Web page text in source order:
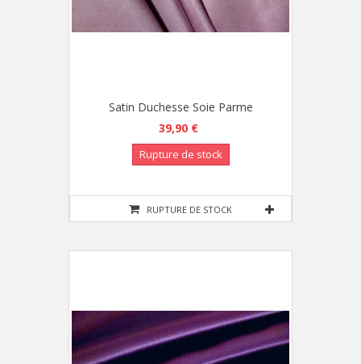
RUPTURE DE STOCK
Satin Duchesse Soie Parme
39,90 €
Rupture de stock